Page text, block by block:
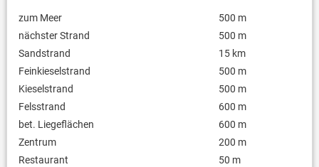
zum Meer
500 m
nächster Strand
500 m
Sandstrand
15 km
Feinkieselstrand
500 m
Kieselstrand
500 m
Felsstrand
600 m
bet. Liegeflächen
600 m
Zentrum
200 m
Restaurant
50 m